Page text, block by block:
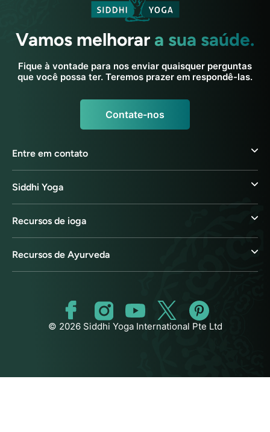
Vamos melhorar a sua saúde.
Fique à vontade para nos enviar quaisquer perguntas
que você possa ter. Teremos prazer em respondê-las.
Contate-nos
Entre em contato
Siddhi Yoga
Recursos de ioga
Recursos de Ayurveda
© 2026 Siddhi Yoga International Pte Ltd